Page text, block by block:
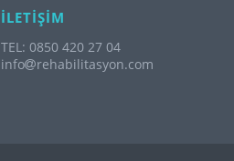
İLETİŞİM
TEL: 0850 420 27 04
info
rehabilitasyon.com